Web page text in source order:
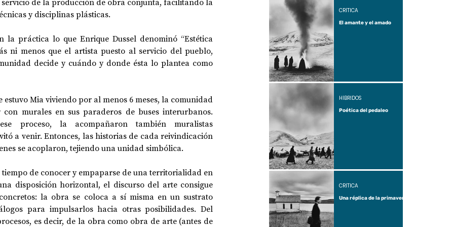
y disciplinas plásticas.
la práctica lo que Enrique Dussel denominó “Estética
ni menos que el artista puesto al servicio del pueblo,
decide y cuándo y donde ésta lo plantea como
estuvo Mia viviendo por al menos 6 meses, la comunidad
murales en sus paraderos de buses interurbanos.
proceso, la acompañaron también muralistas
a venir. Entonces, las historias de cada reivindicación
se acoplaron, tejiendo una unidad simbólica.
de conocer y empaparse de una territorialidad en
disposición horizontal, el discurso del arte consigue
la obra se coloca a sí misma en un sustrato
para impulsarlos hacia otras posibilidades. Del
es decir, de la obra como obra de arte (antes de
El amante y el amado
CRÍTICA
Poética del pedaleo
HÍBRIDOS
Una réplica de la primavera
CRÍTICA